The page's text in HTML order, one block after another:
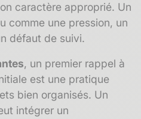
caractère approprié. Un
comme une pression, un
défaut de suivi.
, un premier rappel à
est une pratique
bien organisés. Un
intégrer un